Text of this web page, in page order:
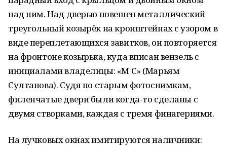
над ним. Над дверью повешен металлический
треугольный козырёк на кронштейнах с узором в
виде переплетающихся завитков, он повторяется
на фронтоне козырька, куда вписан вензель с
инициалами владелицы: «М С» (Марьям
Султанова). Судя по старым фотоснимкам,
филенчатые двери были когда-то сделаны с
двумя створками, каждая с тремя финагериями.
На лучковых окнах имитируются наличники: